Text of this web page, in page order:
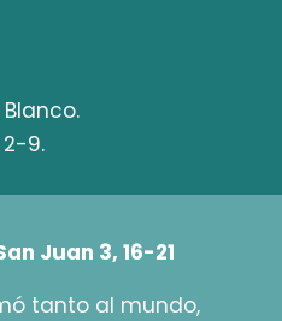
2-9.
Juan 3, 16-21
tanto al mundo,